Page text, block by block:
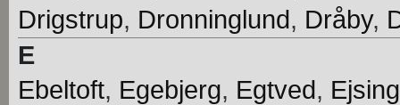
Drigstrup, Dronninglund, Dråby,
E
Ebeltoft, Egebjerg, Egtved, Ejsing